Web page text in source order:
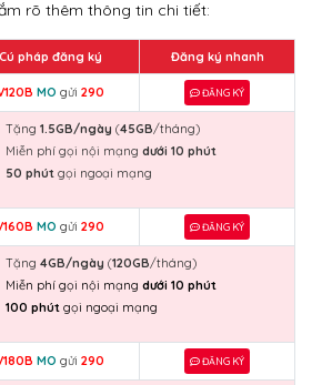
rõ thêm thông tin chi tiết:
Cú pháp đăng ký Đăng ký nhanh
MO gửi 290 ĐĂNG KÝ
Tặng 1.5GB/ngày (45GB/tháng)
Miễn phí gọi nội mạng dưới 10 phút
50 phút gọi ngoại mạng
MO gửi 290 ĐĂNG KÝ
Tặng 4GB/ngày (120GB/tháng)
Miễn phí gọi nội mạng dưới 10 phút
100 phút gọi ngoại mạng
MO gửi 290 ĐĂNG KÝ